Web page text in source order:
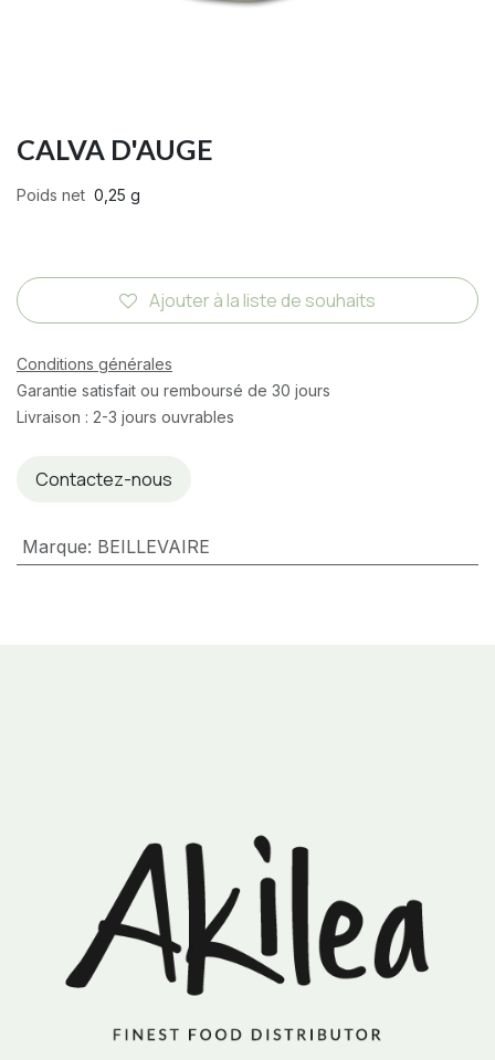
CALVA D'AUGE
Poids net 0,25 g
Ajouter à la liste de souhaits
Conditions générales
Garantie satisfait ou remboursé de 30 jours
Livraison : 2-3 jours ouvrables
Contactez-nous
Marque: BEILLEVAIRE